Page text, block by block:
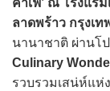
คาเฟ่’ ณ โรงแร
ลาดพร้าว กรุงเท
นานาชาติ ผ่านโ
Culinary
รวบรวมเสน่ห์แห่